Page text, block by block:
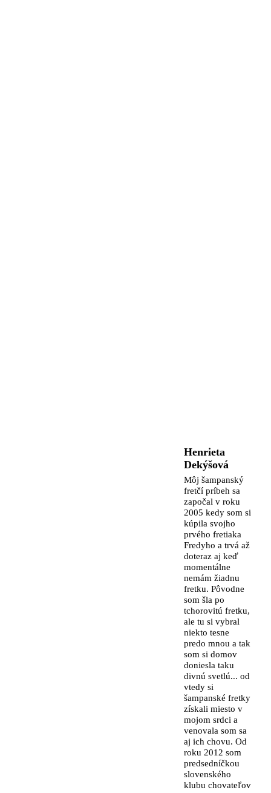
Henrieta
Dekýšová
Môj šampanský
fretčí príbeh sa
započal v roku
2005 kedy som si
kúpila svojho
prvého fretiaka
Fredyho a trvá až
doteraz aj keď
momentálne
nemám žiadnu
fretku. Pôvodne
som šla po
tchorovitú fretku,
ale tu si vybral
niekto tesne
predo mnou a tak
som si domov
doniesla taku
divnú svetlú... od
vtedy si
šampanské fretky
získali miesto v
mojom srdci a
venovala som sa
aj ich chovu. Od
roku 2012 som
predsedníčkou
slovenského
klubu chovateľov